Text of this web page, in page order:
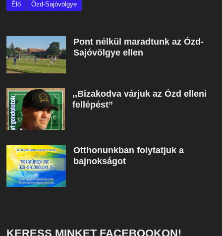
Élő
Ózd-Sajóvölgye
Pont nélkül maradtunk az Ózd-
Sajóvölgye ellen
,,Bizakodva várjuk az Ózd elleni
fellépést”
Otthonunkban folytatjuk a
bajnokságot
KERESS MINKET FACEBOOKON!